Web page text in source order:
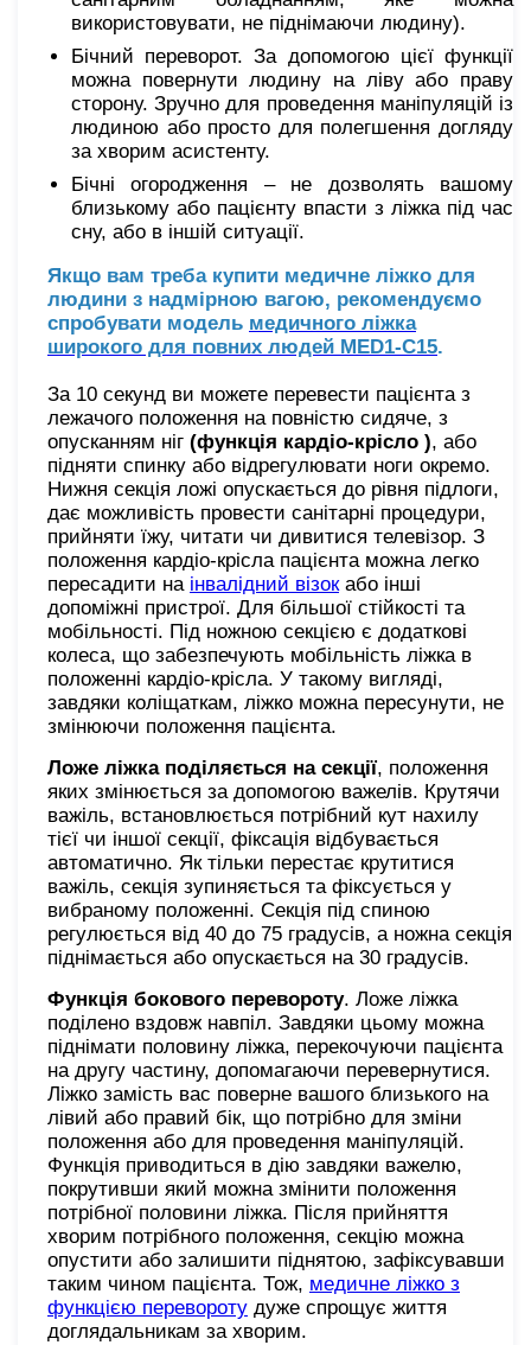
використовувати, не піднімаючи людину).
Бічний переворот. За допомогою цієї функції
можна повернути людину на ліву або праву
сторону. Зручно для проведення маніпуляцій із
людиною або просто для полегшення догляду
за хворим асистенту.
Бічні
огородження – не дозволять вашому
близькому або пацієнту впасти з ліжка під час
сну, або в іншій ситуації.
Якщо вам треба купити медичне ліжко для
людини з надмірною вагою, рекомендуємо
спробувати модель медичного ліжка
широкого для повних людей MED1-C15.
За 10 секунд ви можете перевести пацієнта з
лежачого положення на повністю сидяче, з
опусканням ніг (функція кардіо-крісло ), або
підняти спинку або відрегулювати ноги окремо.
Нижня секція ложі опускається до рівня підлоги,
дає можливість провести санітарні процедури,
прийняти їжу, читати чи дивитися телевізор. З
положення кардіо-крісла пацієнта можна легко
пересадити на інвалідний візокабо інші
допоміжні пристрої. Для більшої стійкості та
мобільності. Під ножною секцією є додаткові
колеса, що забезпечують мобільність ліжка в
положенні кардіо-крісла. У такому вигляді,
завдяки коліщаткам, ліжко можна пересунути, не
змінюючи положення пацієнта.
Ложе ліжка поділяється на секції, положення
яких змінюється за допомогою важелів. Крутячи
важіль, встановлюється потрібний кут нахилу
тієї чи іншої секції, фіксація відбувається
автоматично. Як тільки перестає крутитися
важіль, секція зупиняється та фіксується у
вибраному положенні. Секція під спиною
регулюється від 40 до 75 градусів, а ножна секція
піднімається або опускається на 30 градусів.
Функція бокового перевороту. Ложе ліжка
поділено вздовж навпіл. Завдяки цьому можна
піднімати половину ліжка, перекочуючи пацієнта
на другу частину, допомагаючи перевернутися.
Ліжко замість вас поверне вашого близького на
лівий або правий бік, що потрібно для зміни
положення або для проведення маніпуляцій.
Функція приводиться в дію завдяки важелю,
покрутивши який можна змінити положення
потрібної половини ліжка. Після прийняття
хворим потрібного положення, секцію можна
опустити або залишити піднятою, зафіксувавши
таким чином пацієнта. Тож, медичне ліжко з
функцією перевороту дуже спрощує життя
доглядальникам за хворим.